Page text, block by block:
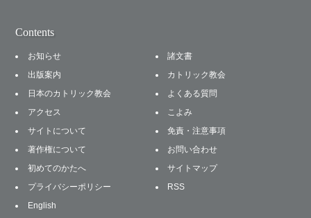
Contents
お知らせ
諸文書
出版案内
カトリック教会
日本のカトリック教会
よくある質問
アクセス
こよみ
サイトについて
免責・注意事項
著作権について
お問い合わせ
初めてのかたへ
サイトマップ
プライバシーポリシー
RSS
English